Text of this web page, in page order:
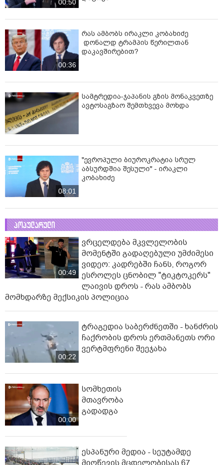
00:50
00:36
რას ამბობს ირაკლი კობახიძე
დონალდ ტრამპის წერილთან
დაკავშირებით?
სამტრედია-ჯაპანის გზის მონაკვეთზე
ავტოსაგზაო შემთხვევა მოხდა
08:01
"ევროპული ბიუროკრატია სრულ
აბსურდშია შესული" - ირაკლი
კობახიძე
პოპულარული
00:49
ვრცელდება მკვლელობის
მომენტში გადაღებული უმძიმესი
ვიდეო: კადრებში ჩანს, როგორ
ესროლეს ცნობილ "ტიკტოკერს"
ლაივის დროს - რას ამბობს
მომხდარზე მექსიკის პოლიცია
00:22
ტრაგედია საბერძნეთში - ხანძრის
ჩაქრობის დროს ერთმანეთს ორი
ვერტმფრენი შეეჯახა
00:00
სომხეთის
მთავრობა
გადადგა
ესპანური მედია - სეუტამდე